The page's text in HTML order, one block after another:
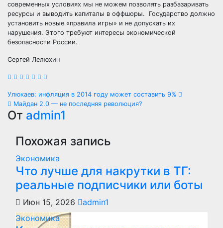
современных условиях мы не можем позволять разбазаривать
ресурсы и выводить капиталы в оффшоры. Государство должно
установить новые «правила игры» и не допускать их
нарушения. Этого требуют интересы экономической
безопасности России.
Сергей Лелюхин
Навигация
по
записям
Улюкаев: инфляция в 2014 году может составить 9%
Майдан 2.0 — не последняя революция?
От admin1
Похожая запись
Экономика
Что лучше для накрутки в ТГ:
реальные подписчики или боты
Июн 15, 2026
admin1
Экономика